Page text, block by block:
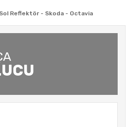
Sol Reflektör - Skoda - Octavia